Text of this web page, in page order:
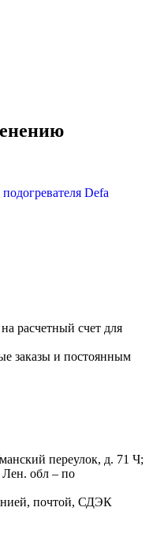
Defa
расчетный счет для
заказы и постоянным
переулок, д. 71 Ч;
обл – по
почтой, СДЭК